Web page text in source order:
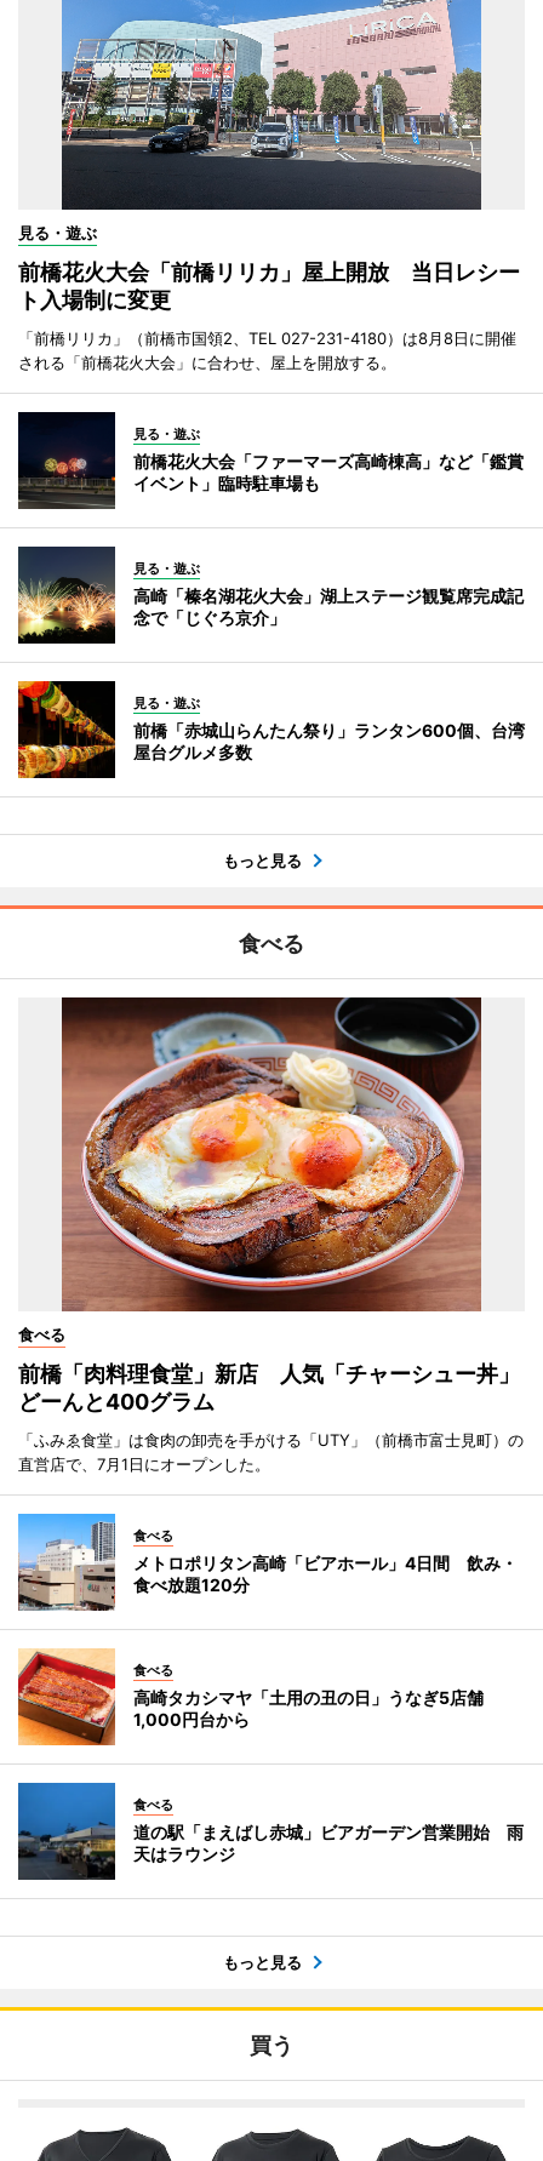
見る・遊ぶ
前橋花火大会「前橋リリカ」屋上開放 当日レシー
ト入場制に変更
「前橋リリカ」（前橋市国領2、TEL 027-231-4180）は8月8日に開催
される「前橋花火大会」に合わせ、屋上を開放する。
見る・遊ぶ
前橋花火大会「ファーマーズ高崎棟高」など「鑑賞
イベント」臨時駐車場も
見る・遊ぶ
高崎「榛名湖花火大会」湖上ステージ観覧席完成記
念で「じぐろ京介」
見る・遊ぶ
前橋「赤城山らんたん祭り」ランタン600個、台湾
屋台グルメ多数
もっと見る
食べる
食べる
前橋「肉料理食堂」新店 人気「チャーシュー丼」
どーんと400グラム
「ふみゑ食堂」は食肉の卸売を手がける「UTY」（前橋市富士見町）の
直営店で、7月1日にオープンした。
食べる
メトロポリタン高崎「ビアホール」4日間 飲み・
食べ放題120分
食べる
高崎タカシマヤ「土用の丑の日」うなぎ5店舗
1,000円台から
食べる
道の駅「まえばし赤城」ビアガーデン営業開始 雨
天はラウンジ
もっと見る
買う